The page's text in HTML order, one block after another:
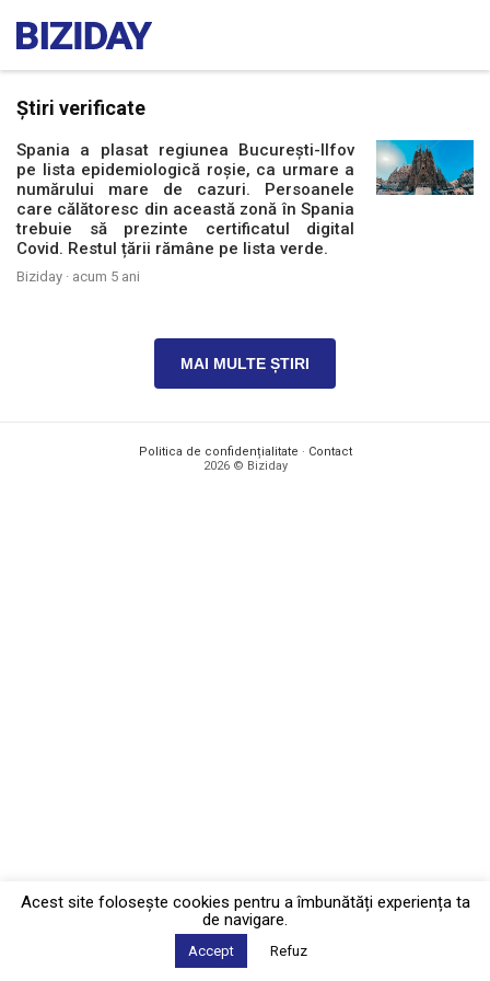
Știri verificate
Spania a plasat regiunea București-Ilfov
pe lista epidemiologică roșie, ca urmare a
numărului mare de cazuri. Persoanele
care călătoresc din această zonă în Spania
trebuie să prezinte certificatul digital
Covid. Restul țării rămâne pe lista verde.
Biziday · acum 5 ani
MAI MULTE ȘTIRI
Politica de confidențialitate · Contact
2026 © Biziday
Acest site foloseşte cookies pentru a îmbunătăți experiența ta
de navigare.
Accept Refuz